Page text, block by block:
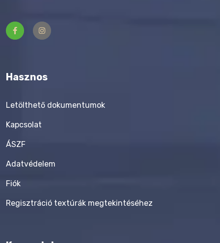
Hasznos
Letölthető dokumentumok
Kapcsolat
ÁSZF
Adatvédelem
Fiók
Regisztráció textúrák megtekintéséhez